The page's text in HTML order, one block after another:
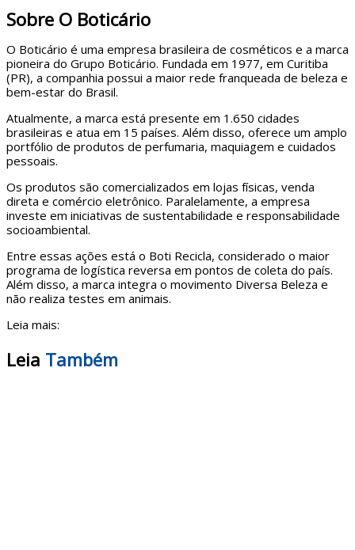
Sobre O Boticário
O Boticário é uma empresa brasileira de cosméticos e a marca
pioneira do Grupo Boticário. Fundada em 1977, em Curitiba
(PR), a companhia possui a maior rede franqueada de beleza e
bem-estar do Brasil.
Atualmente, a marca está presente em 1.650 cidades
brasileiras e atua em 15 países. Além disso, oferece um amplo
portfólio de produtos de perfumaria, maquiagem e cuidados
pessoais.
Os produtos são comercializados em lojas físicas, venda
direta e comércio eletrônico. Paralelamente, a empresa
investe em iniciativas de sustentabilidade e responsabilidade
socioambiental.
Entre essas ações está o Boti Recicla, considerado o maior
programa de logística reversa em pontos de coleta do país.
Além disso, a marca integra o movimento Diversa Beleza e
não realiza testes em animais.
Leia mais:
Leia Também